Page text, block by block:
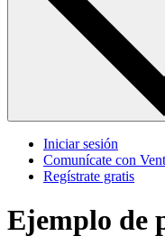
Iniciar sesión
Comunícate con
Regístrate gratis
Ejemplo de